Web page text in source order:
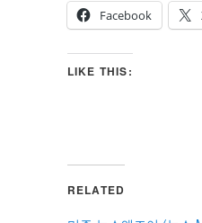
Facebook
LIKE THIS:
RELATED